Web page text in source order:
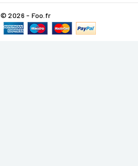
© 2026 - Foo.fr